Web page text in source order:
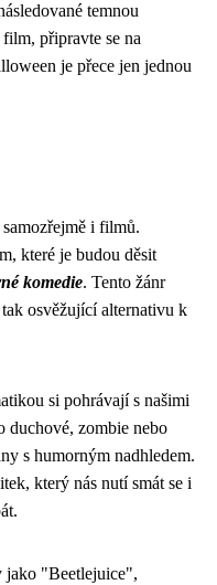
temnou
připravte se na
je přece jen jednou
i filmů.
které je budou děsit
komedie. Tento žánr
osvěžující alternativu k
si pohrávají s našimi
duchové, zombie nebo
s humorným nadhledem.
který nás nutí smát se i
jako "Beetlejuice",